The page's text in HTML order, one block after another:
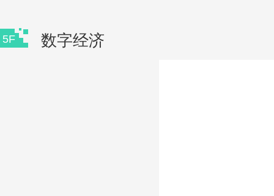
我爱杭州·交通卡数字纪念品
5F 数字经济